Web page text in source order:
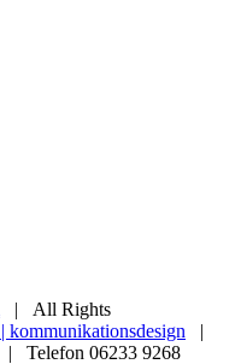
| All Rights
kommunikationsdesign |
| Telefon 06233 9268